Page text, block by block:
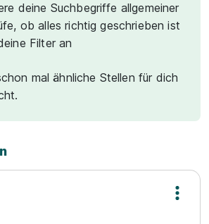
deine Suchbegriffe allgemeiner
ob alles richtig geschrieben ist
Filter an
mal ähnliche Stellen für dich